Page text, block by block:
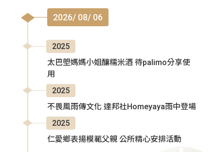
2026/ 08/ 06
2025
太巴塱媽媽小姐釀糯米酒 待palimo分享使
用
2025
不畏風雨傳文化 達邦社Homeyaya雨中登場
2025
仁愛鄉表揚模範父親 公所精心安排活動